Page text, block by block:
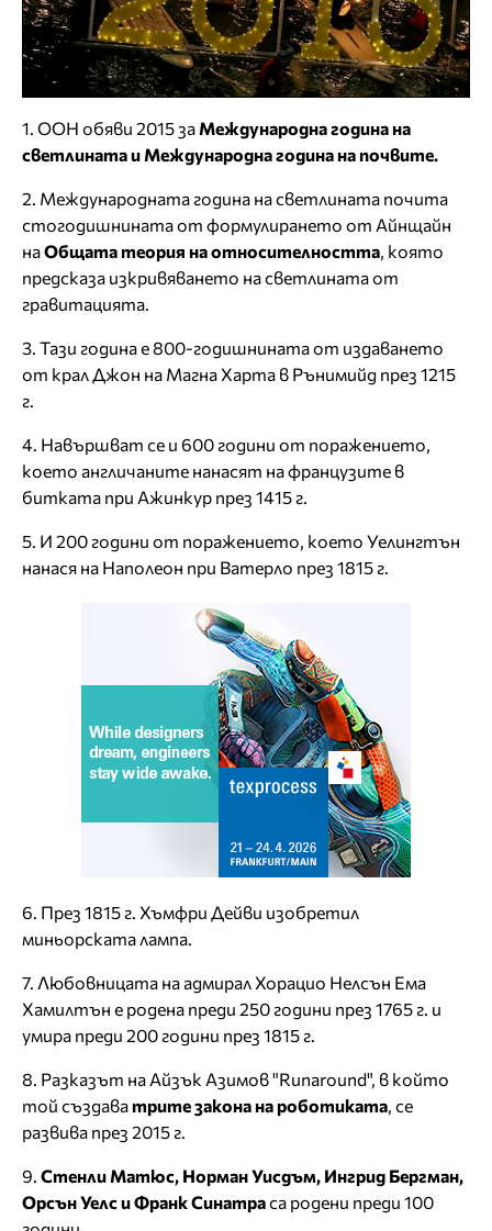
1. ООН обяви 2015 за Международна година на
светлината и Международна година на почвите.
2. Международната година на светлината почита
стогодишнината от формулирането от Айнщайн
наОбщата теория на относителността, която
предсказа изкривяването на светлината от
гравитацията.
3. Тази година е 800-годишнината от издаването
от крал Джон на Магна Харта в Рънимийд през 1215
г.
4. Навършват се и 600 години от поражението,
което англичаните нанасят на французите в
битката при Ажинкур през 1415 г.
5. И 200 години от поражението, което Уелингтън
нанася на Наполеон при Ватерло през 1815 г.
6. През 1815 г. Хъмфри Дейви изобретил
миньорската лампа.
7. Любовницата на адмирал Хорацио Нелсън Ема
Хамилтън е родена преди 250 години през 1765 г. и
умира преди 200 години през 1815 г.
8. Разказът на Айзък Азимов "Runaround", в който
той създава трите закона на роботиката, се
развива през 2015 г.
9. Стенли Матюс, Норман Уисдъм, Ингрид Бергман,
Орсън Уелс и Франк Синатраса родени преди 100